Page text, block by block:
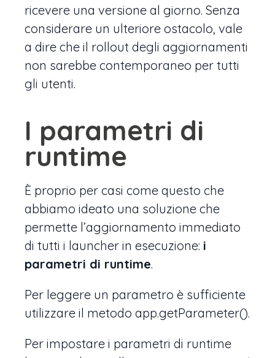
ricevere una versione al giorno. Senza
considerare un ulteriore ostacolo, vale
a dire che il rollout degli aggiornamenti
non sarebbe contemporaneo per tutti
gli utenti.
I parametri di
runtime
È proprio per casi come questo che
abbiamo ideato una soluzione che
permette l’aggiornamento immediato
di tutti i launcher in esecuzione: i
parametri di runtime.
Per leggere un parametro è sufficiente
utilizzare il metodo app.getParameter().
Per impostare i parametri di runtime